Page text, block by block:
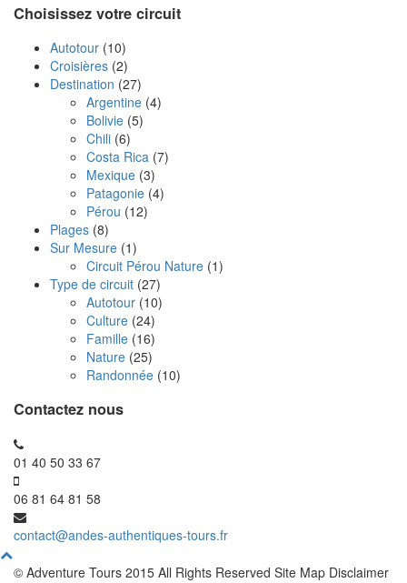
Choisissez votre circuit
Autotour (10)
Croisières (2)
Destination (27)
Argentine (4)
Bolivie (5)
Chili (6)
Costa Rica (7)
Mexique (3)
Patagonie (4)
Pérou (12)
Plages (8)
Sur Mesure (1)
Circuit Pérou Nature (1)
Type de circuit (27)
Autotour (10)
Culture (24)
Famille (16)
Nature (25)
Randonnée (10)
Contactez nous
01 40 50 33 67
06 81 64 81 58
contact@andes-authentiques-tours.fr
© Adventure Tours 2015 All Rights Reserved Site Map Disclaimer